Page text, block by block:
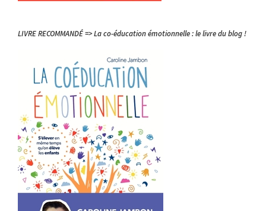
LIVRE RECOMMANDÉ => La co-éducation émotionnelle : le livre du blog !